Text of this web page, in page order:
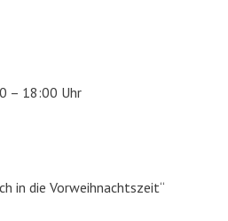
– 18:00 Uhr
in die Vorweihnachtszeit“